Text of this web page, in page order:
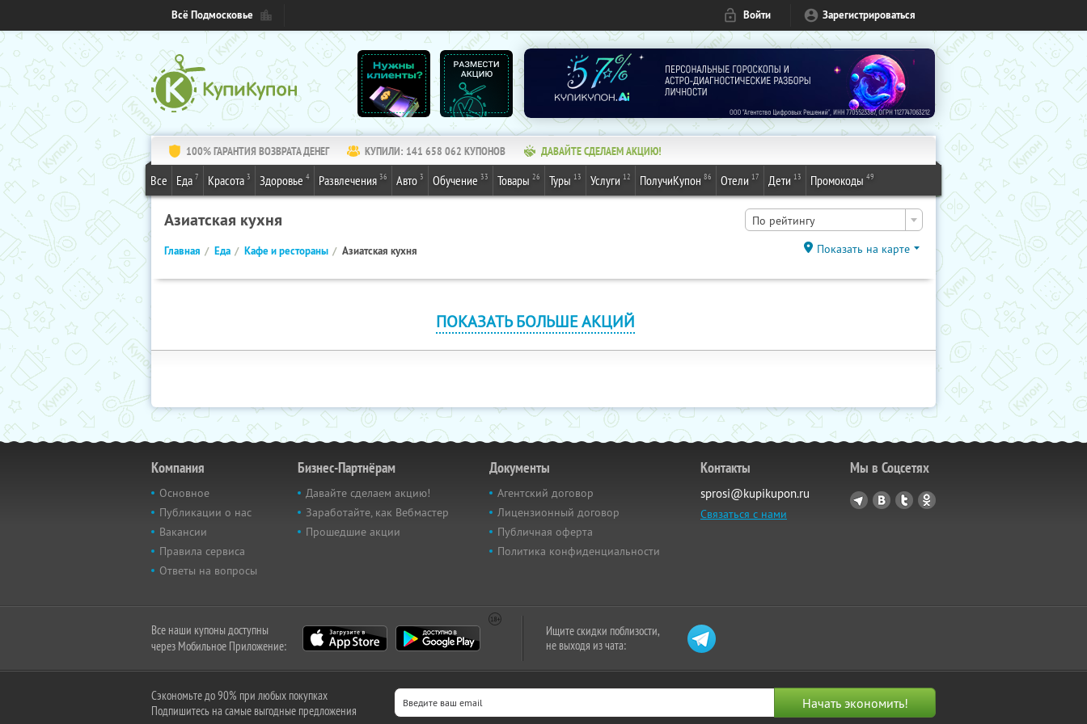
Всё Подмосковье Войти Зарегистрироваться
100% ГАРАНТИЯ ВОЗВРАТА ДЕНЕГ КУПИЛИ: 141 658 062 КУПОНОВ ДАВАЙТЕ СДЕЛАЕМ АКЦИЮ!
Все Еда 7 Красота 3 Здоровье 4 Развлечения 36 Авто 3 Обучение 33 Товары 26 Туры 13 Услуги 12 ПолучиКупон 86 Отели 17 Дети 13 Промокоды 49
Азиатская кухня По рейтингу
Главная Еда Кафе и рестораны Азиатская кухня Показать на карте
ПОКАЗАТЬ БОЛЬШЕ АКЦИЙ
Компания
Основное
Публикации о нас
Вакансии
Правила сервиса
Ответы на вопросы
Бизнес-Партнёрам
Давайте сделаем акцию!
Заработайте, как Вебмастер
Прошедшие акции
Документы
Агентский договор
Лицензионный договор
Публичная оферта
Политика конфиденциальности
Контакты
sprosi@kupikupon.ru
Связаться с нами
Мы в Соцсетях
Все наши купоны доступны
через Мобильное Приложение:
Ищите скидки поблизости,
не выходя из чата:
Сэкономьте до 90% при любых покупках
Подпишитесь на самые выгодные предложения